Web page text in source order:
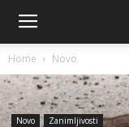
Home Novo
Novo Zanimljivosti